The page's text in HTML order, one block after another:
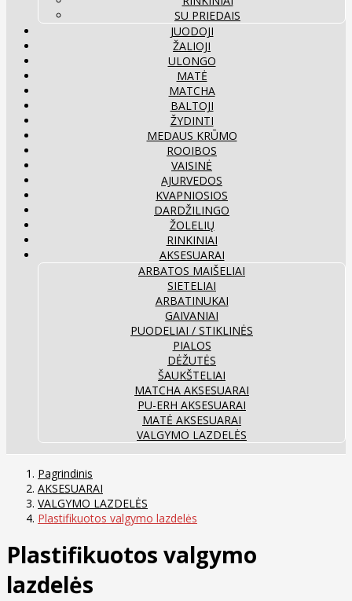
SU PRIEDAIS
JUODOJI
ŽALIOJI
ULONGO
MATĖ
MATCHA
BALTOJI
ŽYDINTI
MEDAUS KRŪMO
ROOIBOS
VAISINĖ
AJURVEDOS
KVAPNIOSIOS
DARDŽILINGO
ŽOLELIŲ
RINKINIAI
AKSESUARAI
ARBATOS MAIŠELIAI
SIETELIAI
ARBATINUKAI
GAIVANIAI
PUODELIAI / STIKLINĖS
PIALOS
DĖŽUTĖS
ŠAUKŠTELIAI
MATCHA AKSESUARAI
PU-ERH AKSESUARAI
MATĖ AKSESUARAI
VALGYMO LAZDELĖS
Pagrindinis
AKSESUARAI
VALGYMO LAZDELĖS
Plastifikuotos valgymo lazdelės
Plastifikuotos valgymo
lazdelės